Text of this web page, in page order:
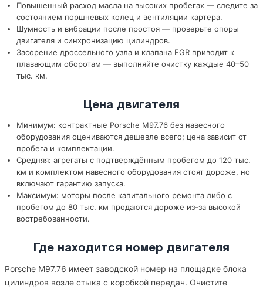
Повышенный расход масла на высоких пробегах — следите за
состоянием поршневых колец и вентиляции картера.
Шумность и вибрации после простоя — проверьте опоры
двигателя и синхронизацию цилиндров.
Засорение дроссельного узла и клапана EGR приводит к
плавающим оборотам — выполняйте очистку каждые 40–50
тыс. км.
Цена двигателя
Минимум: контрактные Porsche M97.76 без навесного
оборудования оцениваются дешевле всего; цена зависит от
пробега и комплектации.
Средняя: агрегаты с подтверждённым пробегом до 120 тыс.
км и комплектом навесного оборудования стоят дороже, но
включают гарантию запуска.
Максимум: моторы после капитального ремонта либо с
пробегом до 80 тыс. км продаются дороже из-за высокой
востребованности.
Где находится номер двигателя
Porsche M97.76 имеет заводской номер на площадке блока
цилиндров возле стыка с коробкой передач. Очистите